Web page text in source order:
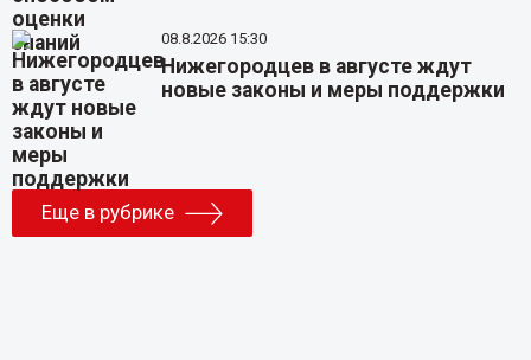
08.8.2026 15:30
Нижегородцев в августе ждут
новые законы и меры поддержки
Еще в рубрике